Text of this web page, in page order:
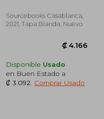
₡
Sourcebooks Casablanca,
2021, Tapa Blanda, Nuevo
Disponible Usado
en Buen Estado a
₡ 3.092
Comprar Usado